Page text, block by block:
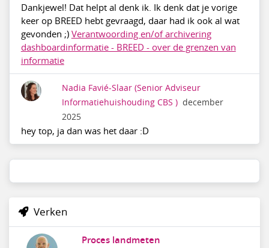
Dankjewel! Dat helpt al denk ik. Ik denk dat je vorige
keer op BREED hebt gevraagd, daar had ik ook al wat
gevonden ;) Verantwoording en/of archivering
dashboardinformatie - BREED - over de grenzen van
informatie
Nadia Favié-Slaar (Senior Adviseur
Informatiehuishouding CBS ) december
2025
hey top, ja dan was het daar :D
Verken
Proces landmeten